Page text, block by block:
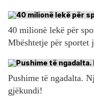
40 milionë lekë për
Mbështetje për sportet
Pushime të ngadalta.
gjëkundi!